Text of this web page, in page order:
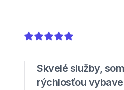
5out of 5 stars
Skvelé služby,
rýchlosťou